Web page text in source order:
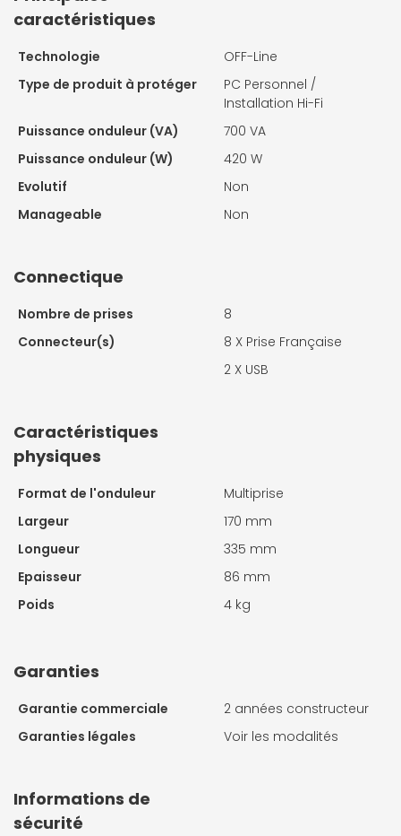
caractéristiques
Technologie
OFF-Line
Type de produit à protéger
PC Personnel /
Installation Hi-Fi
Puissance onduleur (VA)
700 VA
Puissance onduleur (W)
420 W
Evolutif
Non
Manageable
Non
Connectique
Nombre de prises
8
Connecteur(s)
8 X Prise Française
2 X USB
Caractéristiques
physiques
Format de l'onduleur
Multiprise
Largeur
170 mm
Longueur
335 mm
Epaisseur
86 mm
Poids
4 kg
Garanties
Garantie commerciale
2 années constructeur
Garanties légales
Voir les modalités
Informations de
sécurité